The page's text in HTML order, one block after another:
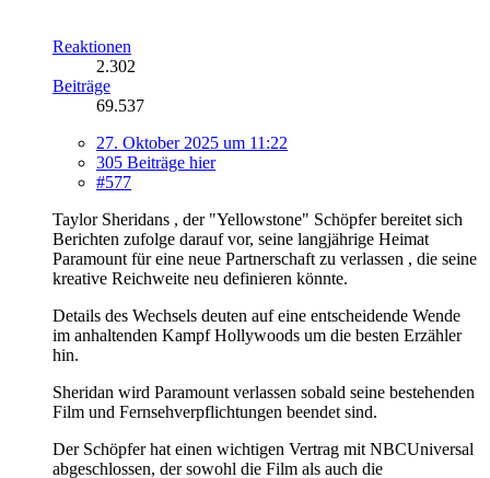
Reaktionen
2.302
Beiträge
69.537
27. Oktober 2025 um 11:22
305 Beiträge hier
#577
Taylor Sheridans , der "Yellowstone" Schöpfer bereitet sich
Berichten zufolge darauf vor, seine langjährige Heimat
Paramount für eine neue Partnerschaft zu verlassen , die seine
kreative Reichweite neu definieren könnte.
Details des Wechsels deuten auf eine entscheidende Wende
im anhaltenden Kampf Hollywoods um die besten Erzähler
hin.
Sheridan wird Paramount verlassen sobald seine bestehenden
Film und Fernsehverpflichtungen beendet sind.
Der Schöpfer hat einen wichtigen Vertrag mit NBCUniversal
abgeschlossen, der sowohl die Film als auch die